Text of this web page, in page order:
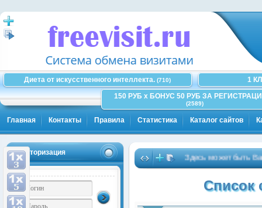
Диета от искусственного интеллекта. (710)
1
150 РУБ x БОНУС 50 РУБ ЗА
(2589)
Главная Контакты Правила Статистика Каталог сайтов
Авторизация
Здесь может быть Ваша
Список